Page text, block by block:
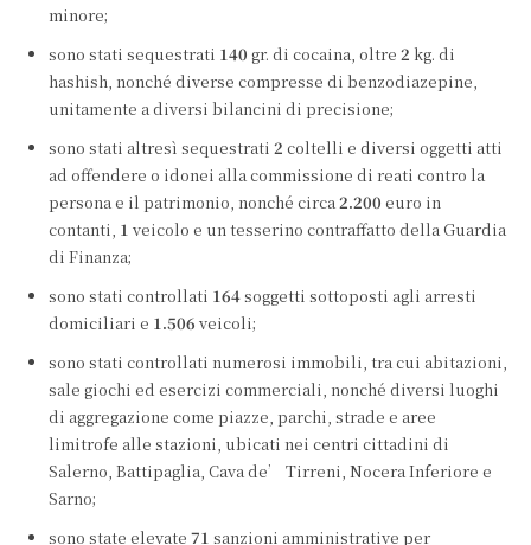
minore;
sono stati sequestrati 140 gr. di cocaina, oltre 2 kg. di
hashish, nonché diverse compresse di benzodiazepine,
unitamente a diversi bilancini di precisione;
sono stati altresì sequestrati 2 coltelli e diversi oggetti atti
ad offendere o idonei alla commissione di reati contro la
persona e il patrimonio, nonché circa2.200 euro in
contanti, 1 veicolo e un tesserino contraffatto della Guardia
di Finanza;
sono stati controllati 164soggetti sottoposti agli arresti
domiciliari e 1.506 veicoli;
sono stati controllati numerosi immobili, tra cui abitazioni,
sale giochi ed esercizi commerciali, nonché diversi luoghi
di aggregazione come piazze, parchi, strade e aree
limitrofe alle stazioni, ubicati nei centri cittadini di
Salerno, Battipaglia, Cava de’ Tirreni, Nocera Inferiore e
Sarno;
sono state elevate 71 sanzioni amministrative per